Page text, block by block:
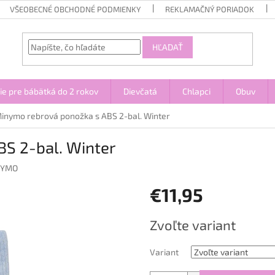
VŠEOBECNÉ OBCHODNÉ PODMIENKY REKLAMAČNÝ PORIADOK
HĽADAŤ
pre bábätká do 2 rokov Dievčatá Chlapci Obuv
rebrová ponožka s ABS 2-bal. Winter
2-bal. Winter
€11,95
cena:
Zvoľte variant
Variant